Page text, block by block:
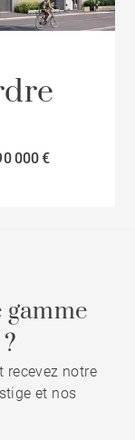
000 €
recevez notre
et nos